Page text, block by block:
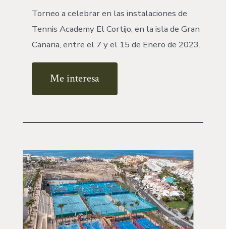
Torneo a celebrar en las instalaciones de
Tennis Academy El Cortijo, en la isla de Gran
Canaria, entre el 7 y el 15 de Enero de 2023.
Me interesa